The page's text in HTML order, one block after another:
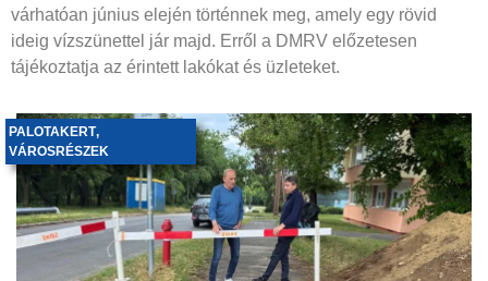
várhatóan június elején történnek meg, amely egy rövid
ideig vízszünettel jár majd. Erről a DMRV előzetesen
tájékoztatja az érintett lakókat és üzleteket.
PALOTAKERT,
VÁROSRÉSZEK